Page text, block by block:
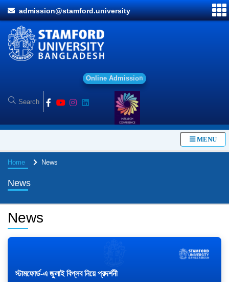
admission@stamford.university
Onl ine Ad mission
MENU
Home News
News
News
স্টামফোর্ড-এ জুলাই বিপ্লব নিয়ে প্রদর্শনী